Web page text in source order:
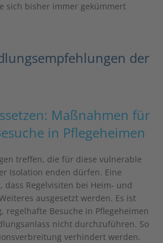
sich bisher immer gekümmert
der
Maßnahmen für
in Pflegeheimen
treffen, die für diese vulnerable
Isolation enden dürfen. Eine
Regelvisiten bei Heim- und
ausgesetzt werden. Es ist
regelhafte Besuche in Pflegeheimen
nicht durchzuführen. So
verhindert werden.